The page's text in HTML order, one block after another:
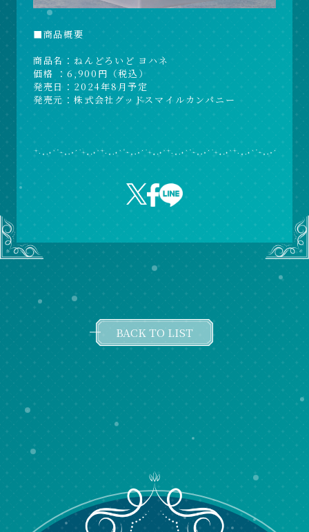
■商品概要
商品名：ねんどろいど ヨハネ
価格 ：6,900円（税込）
発売日：2024年8月予定
発売元：株式会社グッドスマイルカンパニー
BACK TO LIST